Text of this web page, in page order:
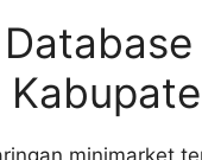
minimarket